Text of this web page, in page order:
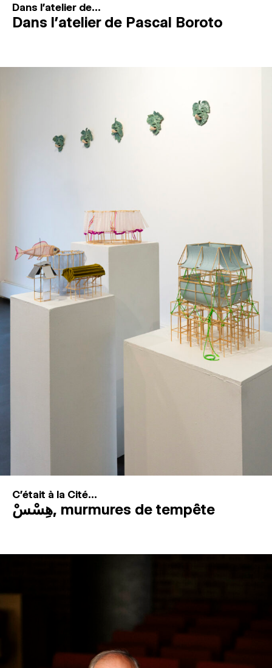
Dans l'atelier de...
Dans l’atelier de Pascal Boroto
C'était à la Cité...
هِسْسْ, murmures de tempête